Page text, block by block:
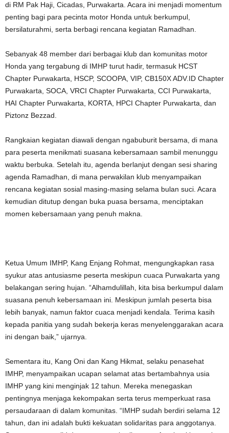
di RM Pak Haji, Cicadas, Purwakarta. Acara ini menjadi momentum
penting bagi para pecinta motor Honda untuk berkumpul,
bersilaturahmi, serta berbagi rencana kegiatan Ramadhan.
Sebanyak 48 member dari berbagai klub dan komunitas motor
Honda yang tergabung di IMHP turut hadir, termasuk HCST
Chapter Purwakarta, HSCP, SCOOPA, VIP, CB150X ADV.ID Chapter
Purwakarta, SOCA, VRCI Chapter Purwakarta, CCI Purwakarta,
HAI Chapter Purwakarta, KORTA, HPCI Chapter Purwakarta, dan
Piztonz Bezzad.
Rangkaian kegiatan diawali dengan ngabuburit bersama, di mana
para peserta menikmati suasana kebersamaan sambil menunggu
waktu berbuka. Setelah itu, agenda berlanjut dengan sesi sharing
agenda Ramadhan, di mana perwakilan klub menyampaikan
rencana kegiatan sosial masing-masing selama bulan suci. Acara
kemudian ditutup dengan buka puasa bersama, menciptakan
momen kebersamaan yang penuh makna.
Ketua Umum IMHP, Kang Enjang Rohmat, mengungkapkan rasa
syukur atas antusiasme peserta meskipun cuaca Purwakarta yang
belakangan sering hujan. “Alhamdulillah, kita bisa berkumpul dalam
suasana penuh kebersamaan ini. Meskipun jumlah peserta bisa
lebih banyak, namun faktor cuaca menjadi kendala. Terima kasih
kepada panitia yang sudah bekerja keras menyelenggarakan acara
ini dengan baik,” ujarnya.
Sementara itu, Kang Oni dan Kang Hikmat, selaku penasehat
IMHP, menyampaikan ucapan selamat atas bertambahnya usia
IMHP yang kini menginjak 12 tahun. Mereka menegaskan
pentingnya menjaga kekompakan serta terus memperkuat rasa
persaudaraan di dalam komunitas. “IMHP sudah berdiri selama 12
tahun, dan ini adalah bukti kekuatan solidaritas para anggotanya.